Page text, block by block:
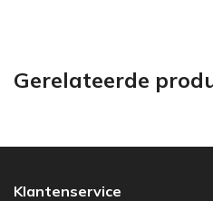
Gerelateerde
Klantenservice